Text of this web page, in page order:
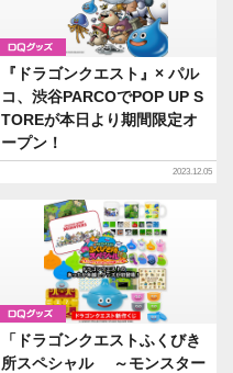
グッズ
『ドラゴンクエスト』× パル
コ、渋谷PARCOでPOP UP S
TOREが本日より期間限定オ
ープン！
2023.12.05
グッズ
「ドラゴンクエストふくびき
所スペシャル ～モンスター